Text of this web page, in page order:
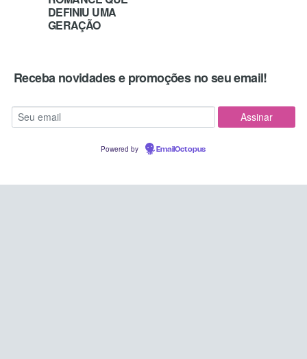
DEFINIU UMA
GERAÇÃO
Receba novidades e promoções no seu email!
Powered by EmailOctopus